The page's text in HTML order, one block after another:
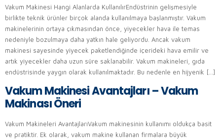
Vakum Makinesi Hangi Alanlarda KullanılırEndüstrinin gelişmesiyle
birlikte teknik ürünler birçok alanda kullanılmaya başlanmıştır. Vakum
makinelerinin ortaya çıkmasından önce, yiyecekler hava ile temas
nedeniyle bozulmaya daha yatkın hale geliyordu. Ancak vakum
makinesi sayesinde yiyecek paketlendiğinde içerideki hava emilir ve
artık yiyecekler daha uzun süre saklanabilir. Vakum makineleri, gıda
endüstrisinde yaygın olarak kullanılmaktadır. Bu nedenle en hijyenik […]
Vakum Makinesi Avantajları – Vakum
Makinası Öneri
Vakum Makineleri AvantajlarıVakum makinesinin kullanımı oldukça basit
ve pratiktir. Ek olarak, vakum makine kullanan firmalara büyük